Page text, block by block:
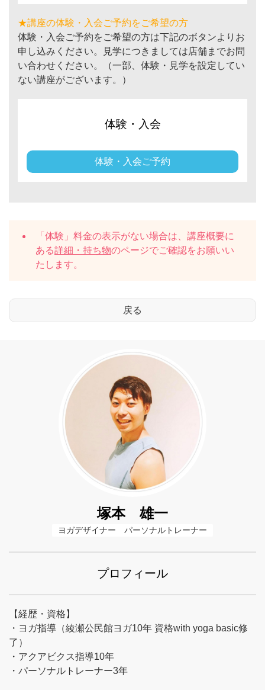
★講座の体験・入会ご予約をご希望の方
体験・入会ご予約をご希望の方は下記のボタンよりお
申し込みください。見学につきましては店舗までお問
い合わせください。（一部、体験・見学を設定してい
ない講座がございます。）
体験・入会
体験・入会ご予約
「体験」料金の表示がない場合は、講座概要に
ある詳細・持ち物のページでご確認をお願いい
たします。
塚本 雄一
ヨガデザイナー　パーソナルトレーナー
プロフィール
【経歴・資格】
・ヨガ指導（綾瀬公民館ヨガ10年 資格with yoga basic修
了）
・アクアビクス指導10年
・パーソナルトレーナー3年